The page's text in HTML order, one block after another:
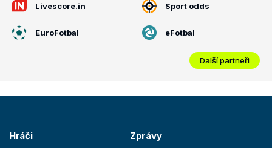
Livescore.in Sport odds
EuroFotbal eFotbal
Další partneři
Hráči Zprávy